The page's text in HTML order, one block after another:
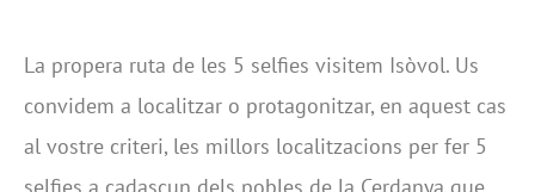
La propera ruta de les 5 selfies visitem Isòvol. Us
convidem a localitzar o protagonitzar, en aquest cas
al vostre criteri, les millors localitzacions per fer 5